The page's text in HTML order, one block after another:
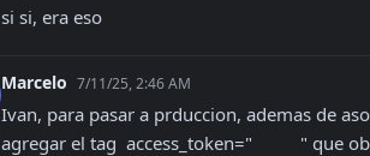
si si, era eso
Marcelo 7/11/25, 2:46 AM
Ivan, para pasar a prduccion, ademas de
agregar el tag  access_token="          " que